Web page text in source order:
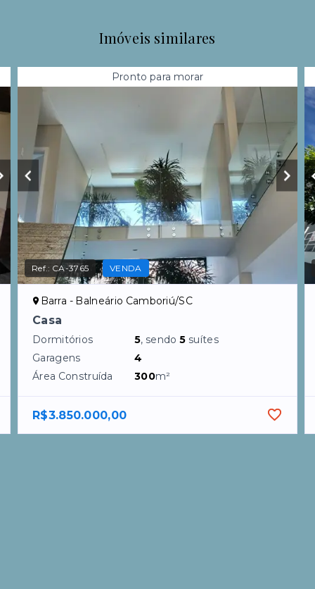
Imóveis similares
Pronto para morar
Ref.: CA-3765 VENDA
Barra - Balneário Camboriú/SC
Casa
Dormitórios 5, sendo5 suítes
Garagens
4
Área Construída
300m²
R$3.850.000,00